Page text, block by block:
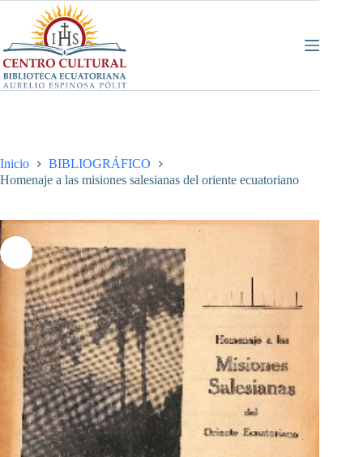
contenido
Inicio
BIBLIOGRÁFICO
Homenaje a las misiones salesianas del oriente ecuatoriano